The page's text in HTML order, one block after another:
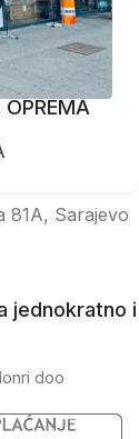
81A, Sarajevo
jednokratno i
doo